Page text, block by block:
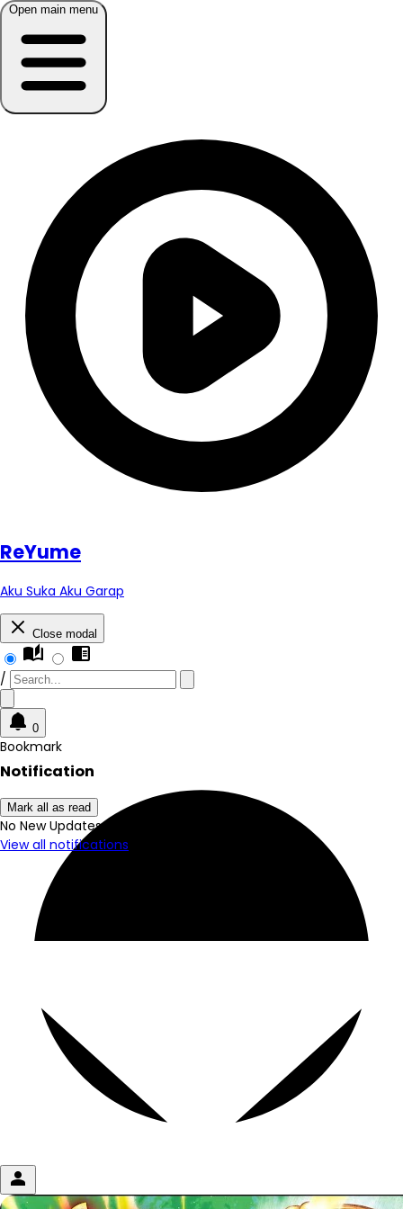
Open main menu
ReYume
Aku Suka Aku Garap
Close modal
auto_stories chrome_reader_mode
/
0
Notification
Mark all as read
No New Updates
View all notifications
Bookmark
person